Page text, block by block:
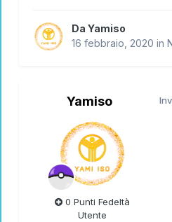
Da Yamiso
16 febbraio, 2020 in
Yamiso
0 Punti Fedeltà
Utente